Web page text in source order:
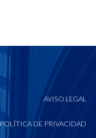
AVISO LEGAL
POLÍTICA DE PRIVACIDAD